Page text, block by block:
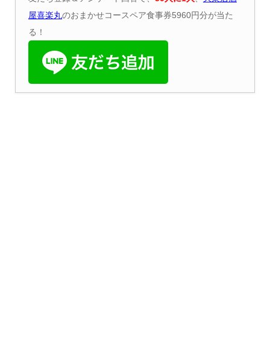
屋喜楽丸のおまかせコースペア食事券5960円分が当た
る！